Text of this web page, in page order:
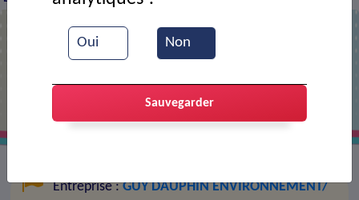
GUY DAUPHIN ENVIRONNEMENT/
Entreprise :GUY DAUPHIN ENVIRONNEMENT/
Oui Non
Sauvegarder